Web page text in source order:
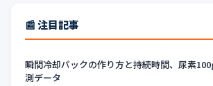
📰 注目記事
瞬間冷却パックの作り方と持続時間、尿素
測データ